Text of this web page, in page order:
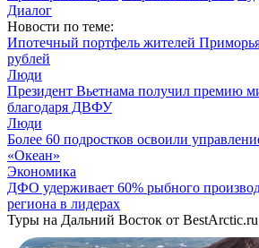
Диалог
Новости по теме:
Ипотечный портфель жителей
рублей
Люди
Президент Вьетнама получил премию
благодаря ДВФУ
Люди
Более 60 подростков освоили
«Океан»
Экономика
ДФО удерживает 60% рыбного
региона в лидерах
Туры на Дальний Восток от BestArctic.ru